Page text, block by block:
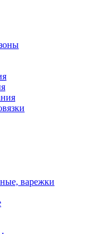
варежки